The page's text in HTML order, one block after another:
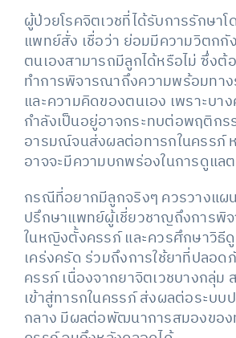
ผู้ป่วยโรคจิตเวชที่ได้รับการรักษาโ
แพทย์สั่ง เชื่อว่า ย่อมมีความวิตกกั
ตนเองสามารถมีลูกได้หรือไม่ ซึ่งต้
ทำการพิจารณาถึงความพร้อมทา
และความคิดของตนเอง เพราะบา
กำลังเป็นอยู่อาจกระทบต่อพฤติกร
อารมณ์จนส่งผลต่อทารกในครรภ์
อาจจะมีความบกพร่องในการดูแล
กรณีที่อยากมีลูกจริงๆ ควรวางแผ
ปรึกษาแพทย์ผู้เชี่ยวชาญถึงการพิ
ในหญิงตั้งครรภ์ และควรศึกษาวิธี
เคร่งครัด ร่วมถึงการใช้ยาที่ปลอด
ครรภ์ เนื่องจากยาจิตเวชบางกลุ่ม
เข้าสู่ทารกในครรภ์ ส่งผลต่อระบบ
กลาง มีผลต่อพัฒนาการสมองขอ